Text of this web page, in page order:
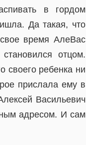
в гордом
Да такая, что
время АлеВас
отцом.
своего ребенка ни
прислала ему в
Васильевич
адресом. И сам